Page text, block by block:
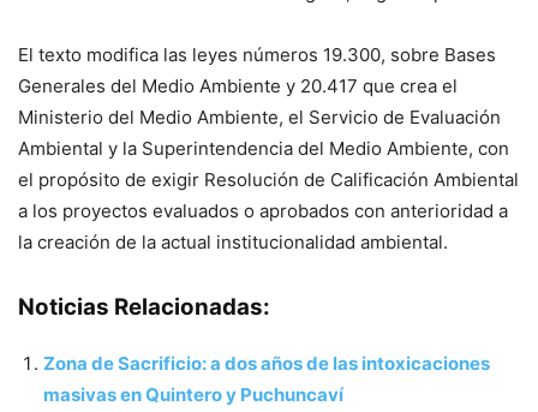
El texto modifica las leyes números 19.300, sobre Bases
Generales del Medio Ambiente y 20.417 que crea el
Ministerio del Medio Ambiente, el Servicio de Evaluación
Ambiental y la Superintendencia del Medio Ambiente, con
el propósito de exigir Resolución de Calificación Ambiental
a los proyectos evaluados o aprobados con anterioridad a
la creación de la actual institucionalidad ambiental.
Noticias Relacionadas:
Zona de Sacrificio: a dos años de las intoxicaciones
masivas en Quintero y Puchuncaví